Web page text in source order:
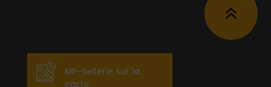
6
MP-Sellerie sur la
carte